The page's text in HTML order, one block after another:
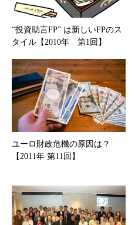
“投資助言FP” は新しいFPのス
タイル【2010年 第1回】
ユーロ財政危機の原因は？
【2011年 第11回】